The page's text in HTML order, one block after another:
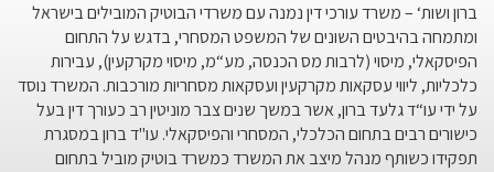
ברון ושות‘ – משרד עורכי דין נמנה עם משרדי הבוטיק המובילים בישראל
ומתמחה בהיבטים השונים של המשפט המסחרי, בדגש על התחום
הפיסקאלי, מיסוי (לרבות מס הכנסה, מע“מ, מיסוי מקרקעין), עבירות
כלכליות, ליווי עסקאות מקרקעין ועסקאות מסחריות מורכבות. המשרד נוסד
על ידי עו“ד גלעד ברון, אשר במשך שנים צבר מוניטין רב כעורך דין בעל
כישורים רבים בתחום הכלכלי, המסחרי והפיסקאלי. עו"ד ברון במסגרת
תפקידו כשותף מנהל מיצב את המשרד כמשרד בוטיק מוביל בתחום